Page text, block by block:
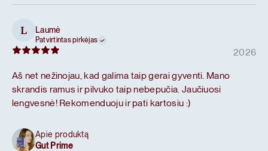
L Laumė
Patvirtintas pirkėjas
2026
Aš net nežinojau, kad galima taip gerai gyventi. Mano
skrandis ramus ir pilvuko taip nebepučia. Jaučiuosi
lengvesnė! Rekomenduoju ir pati kartosiu :)
Apie produktą
Gut Prime